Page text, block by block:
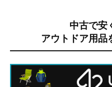
中古で安
アウトドア用品